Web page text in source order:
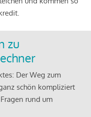
zu
Der Weg zum
schön kompliziert
rund um